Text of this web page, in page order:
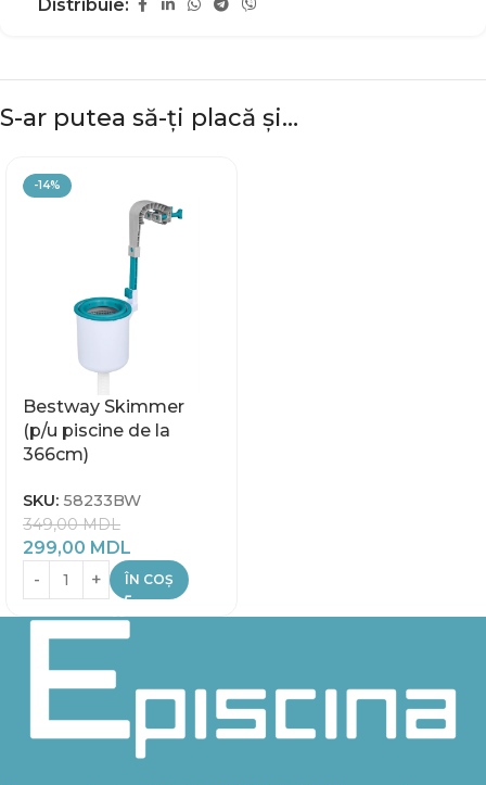
Distribuie:
S-ar putea să-ți placă și…
-14%
Bestway Skimmer
(p/u piscine de la
366cm)
SKU: 58233BW
349,00MDL
299,00 MDL
ÎN COȘ